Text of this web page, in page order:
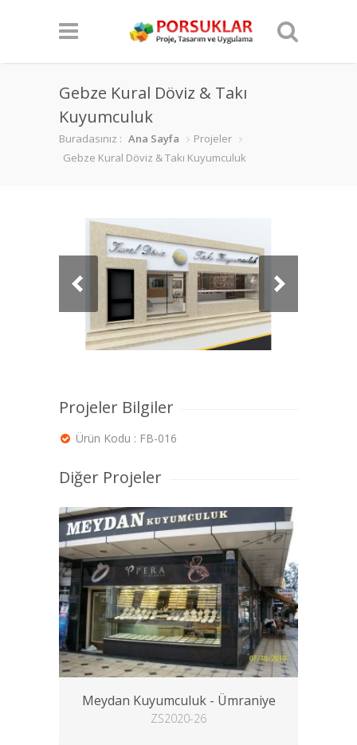
Gebze Kural Döviz & Takı
Kuyumculuk
Buradasınız : Ana Sayfa
Projeler
Gebze Kural Döviz & Takı Kuyumculuk
Projeler Bilgiler
Ürün Kodu : FB-016
Diğer Projeler
Meydan Kuyumculuk - Ümraniye
ZS2020-26